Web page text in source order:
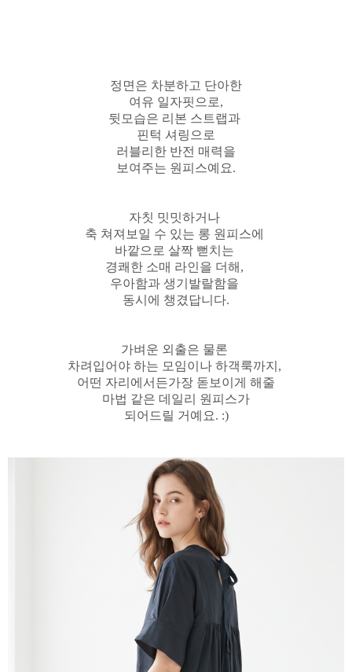
정면은 차분하고 단아한
여유 일자핏으로,
뒷모습은 리본 스트랩과
핀턱 셔링으로
러블리한 반전 매력을
보여주는 원피스예요.
자칫 밋밋하거나
축 쳐져보일 수 있는 롱 원피스에
바깥으로 살짝 뻗치는
경쾌한 소매 라인을 더해,
우아함과 생기발랄함을
동시에 챙겼답니다.
가벼운 외출은 물론
차려입어야 하는 모임이나 하객룩까지,
어떤 자리에서든가장 돋보이게 해줄
마법 같은 데일리 원피스가
되어드릴 거예요. :)